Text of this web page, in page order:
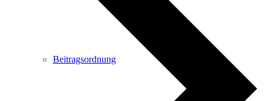
Beitragsordnung